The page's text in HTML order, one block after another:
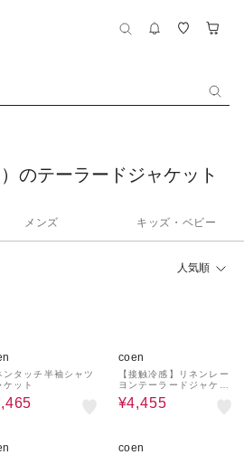
のテーラードジャケット
メンズ キッズ・ベビー
人気順
ンタッチ半袖シャツ
ケット
coen
【接触冷感】リネンレー
ヨンテーラードジャケッ
ト（インフルエンサー紹
介アイテム）
¥4,455
coen